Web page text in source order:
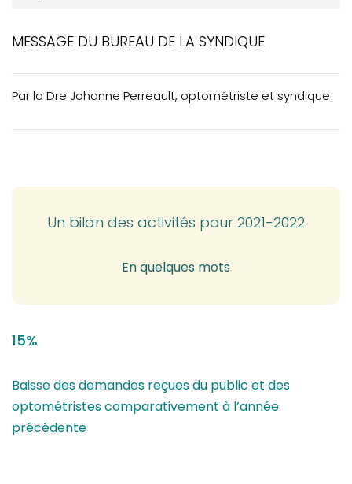
ACTUALITÉS
professionnels
Inspection professionnelle: programme de
VOTRE FORMATION CONTINUE
MESSAGE DU BUREAU DE LA SYNDIQUE
Par la Dre Johanne Perreault, optométriste et syndique
Un bilan des activités pour 2021-2022
En quelques mots
15%
Baisse des demandes reçues du public et des
optométristes comparativement à l’année
précédente